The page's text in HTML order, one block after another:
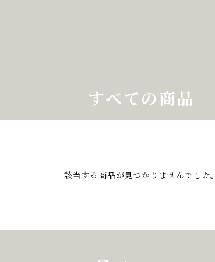
すべての商品
該当する商品が見つかりませんでした。